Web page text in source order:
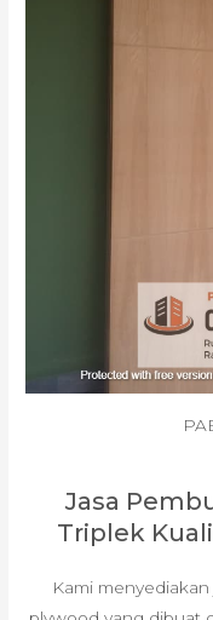
Jasa
Triplek
Kami